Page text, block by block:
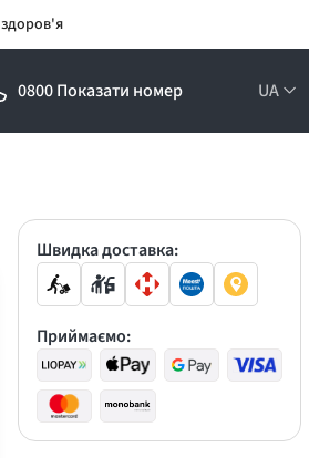
0800 Показати номер UA
Знижки до -30%
Швидка доставка:
Приймаємо: